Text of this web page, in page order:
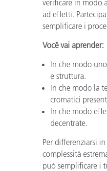
verificare in modo
ad effetti.
semplificare i
Você vai aprender:
In che modo
e struttura.
In che modo la
cromatici
In che modo
decentrate.
Per differenziarsi
complessità
può semplificare i